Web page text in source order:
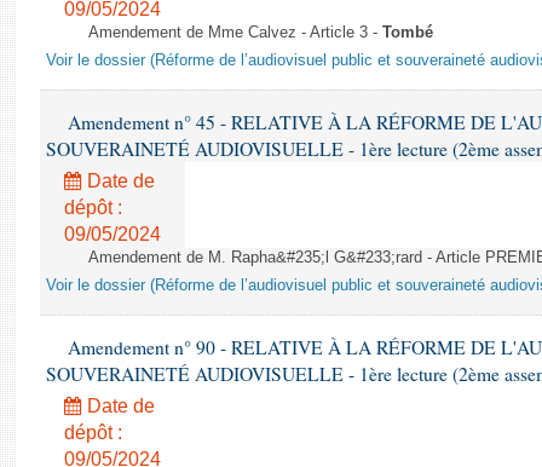
09/05/2024
Amendement de Mme Calvez - Article 3 - Tombé
Voir le dossier (Réforme de l’audiovisuel public et souveraineté
Amendement n° 45 - RELATIVE À LA RÉFORME DE
SOUVERAINETÉ AUDIOVISUELLE - 1ère lecture (2ème
Date de
dépôt :
09/05/2024
Amendement de M. Rapha&#235;l G&#233;rard - Article
Voir le dossier (Réforme de l’audiovisuel public et souveraineté
Amendement n° 90 - RELATIVE À LA RÉFORME DE
SOUVERAINETÉ AUDIOVISUELLE - 1ère lecture (2ème
Date de
dépôt :
09/05/2024